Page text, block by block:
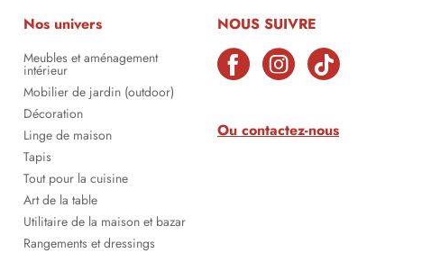
Nos univers
Meubles et aménagement
intérieur
Mobilier de jardin (outdoor)
Décoration
Linge de maison
Tapis
Tout pour la cuisine
Art de la table
Utilitaire de la maison et bazar
Rangements et dressings
NOUS SUIVRE
Ou contactez-nous